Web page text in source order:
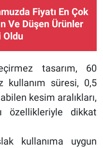
Fiyatı En Çok
Ve Düşen Ürünler
Oldu
tasarım, 60
kullanım süresi, 0,5
kesim aralıkları,
özellikleriyle dikkat
kullanıma uygun